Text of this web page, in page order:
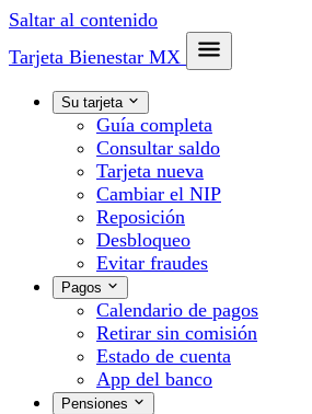
Saltar al contenido
Tarjeta Bienestar MX
Su tarjeta
Guía completa
Consultar saldo
Tarjeta nueva
Cambiar el NIP
Reposición
Desbloqueo
Evitar fraudes
Pagos
Calendario de pagos
Retirar sin comisión
Estado de cuenta
App del banco
Pensiones